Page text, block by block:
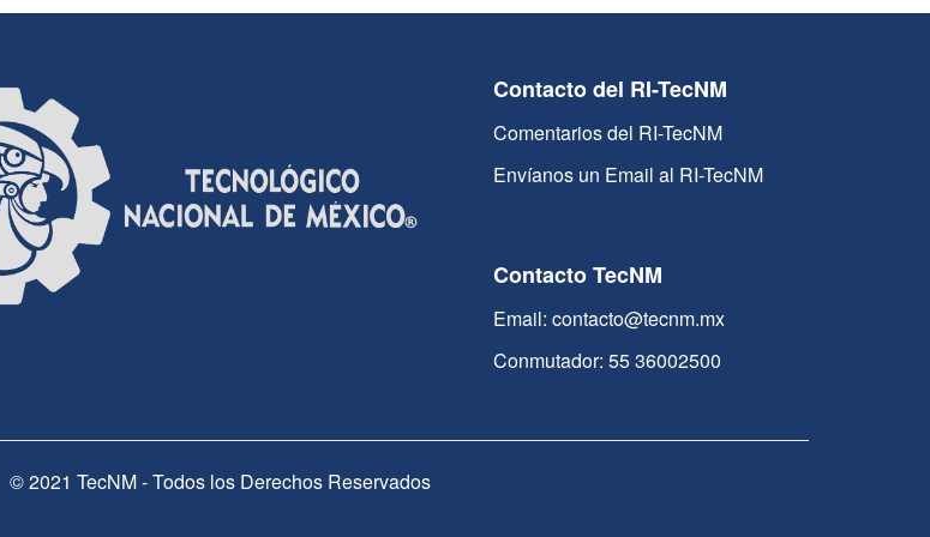
Contacto del RI-TecNM
Comentarios del RI-TecNM
Envíanos un Email al RI-TecNM
Contacto TecNM
Email: contacto@tecnm.mx
Conmutador: 55 36002500
© 2021 TecNM - Todos los Derechos Reservados